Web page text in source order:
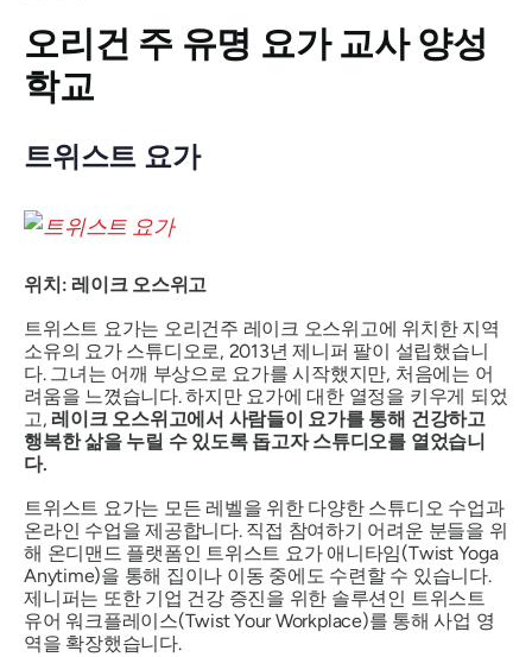
오리건 주 유명 요가 교사 양성
학교
트위스트 요가
위치: 레이크 오스위고
트위스트 요가는 오리건주 레이크 오스위고에 위치한 지역
소유의 요가 스튜디오로, 2013년 제니퍼 팔이 설립했습니
다. 그녀는 어깨 부상으로 요가를 시작했지만, 처음에는 어
려움을 느꼈습니다. 하지만 요가에 대한 열정을 키우게 되었
고, 레이크 오스위고에서 사람들이 요가를 통해 건강하고
행복한 삶을 누릴 수 있도록 돕고자 스튜디오를 열었습니
다.
트위스트 요가는 모든 레벨을 위한 다양한 스튜디오 수업과
온라인 수업을 제공합니다. 직접 참여하기 어려운 분들을 위
해 온디맨드 플랫폼인 트위스트 요가 애니타임(Twist Yoga
Anytime)을 통해 집이나 이동 중에도 수련할 수 있습니다.
제니퍼는 또한 기업 건강 증진을 위한 솔루션인 트위스트
유어 워크플레이스(Twist Your Workplace)를 통해 사업 영
역을 확장했습니다.